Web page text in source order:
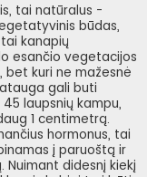
tai natūralus -
būdas,
kanapių
esančio vegetacijos
bet kuri ne mažesnė
gali buti
laupsnių kampu,
1 centimetrą.
hormonus, tai
į paruoštą ir
didesnį kiekį